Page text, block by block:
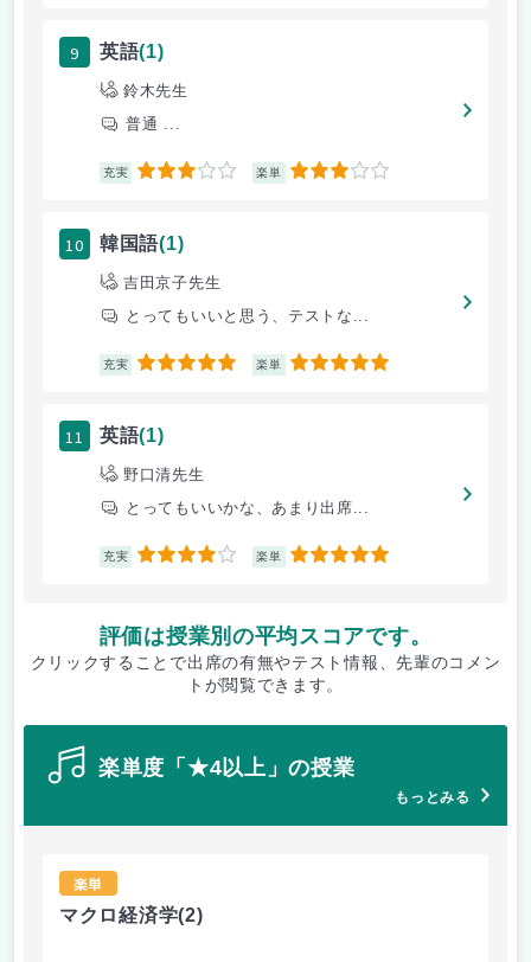
9 英語(1)
鈴木先生
普通 ...
充実 3 楽単 3
10 韓国語(1)
吉田京子先生
とってもいいと思う、テストな...
充実 5 楽単 5
11 英語(1)
野口清先生
とってもいいかな、あまり出席...
充実 4 楽単 5
評価は授業別の平均スコアです。
クリックすることで出席の有無やテスト情報、先輩のコメン
トが閲覧できます。
楽単度「★4以上」の授業
もっとみる
楽単
マクロ経済学(2)